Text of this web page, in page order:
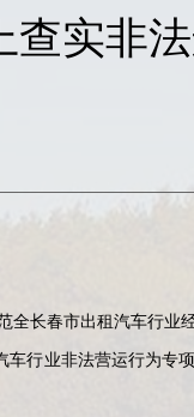
实非
长春市出租汽车行业
行业非法营运行为专